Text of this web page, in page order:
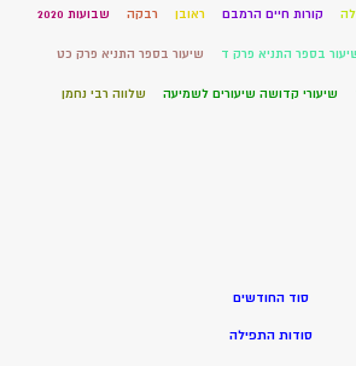
קורות חיים הרמבם ראובן רבקה שבועות 2020
בספר התניא פרק ד שיעור בספר התניא פרק כט
שיעורי קדושה שיעורים לשמיעה שלווה רבי נחמן
סוד החודשים
סודות התפילה